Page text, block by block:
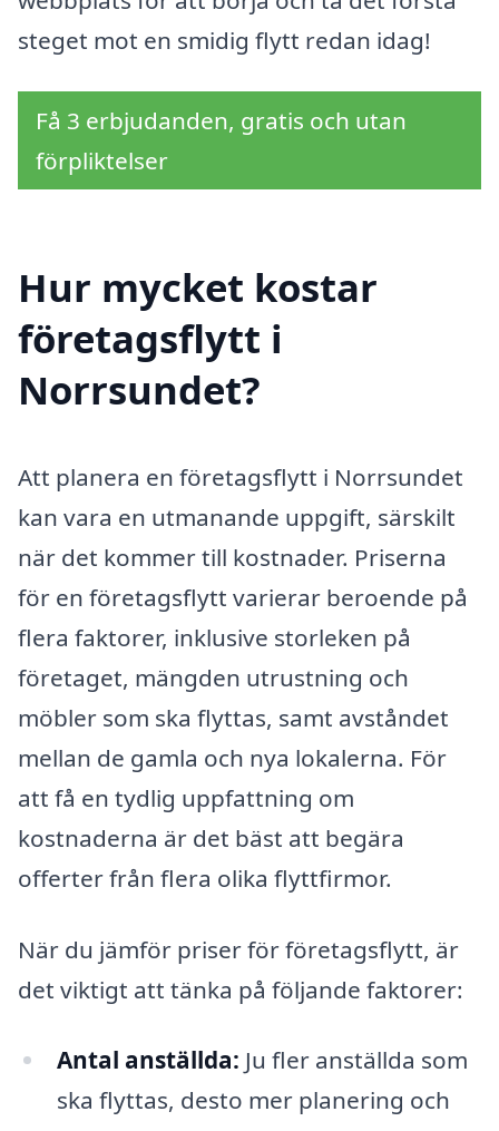
steget mot en smidig flytt redan idag!
Få 3 erbjudanden, gratis och utan
förpliktelser
Hur mycket kostar
företagsflytt i
Norrsundet?
Att planera en företagsflytt i Norrsundet
kan vara en utmanande uppgift, särskilt
när det kommer till kostnader. Priserna
för en företagsflytt varierar beroende på
flera faktorer, inklusive storleken på
företaget, mängden utrustning och
möbler som ska flyttas, samt avståndet
mellan de gamla och nya lokalerna. För
att få en tydlig uppfattning om
kostnaderna är det bäst att begära
offerter från flera olika flyttfirmor.
När du jämför priser för företagsflytt, är
det viktigt att tänka på följande faktorer:
Antal anställda: Ju fler anställda som
ska flyttas, desto mer planering och